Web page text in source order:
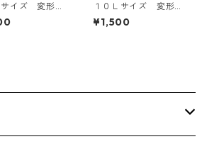
サイズ 変形ド
柄 ボウタイ
ス オフホワイ
１０Ｌサイズ 変形ド
ット 花柄 ボウタイ
ブラウス オフホワイ
¥1,500